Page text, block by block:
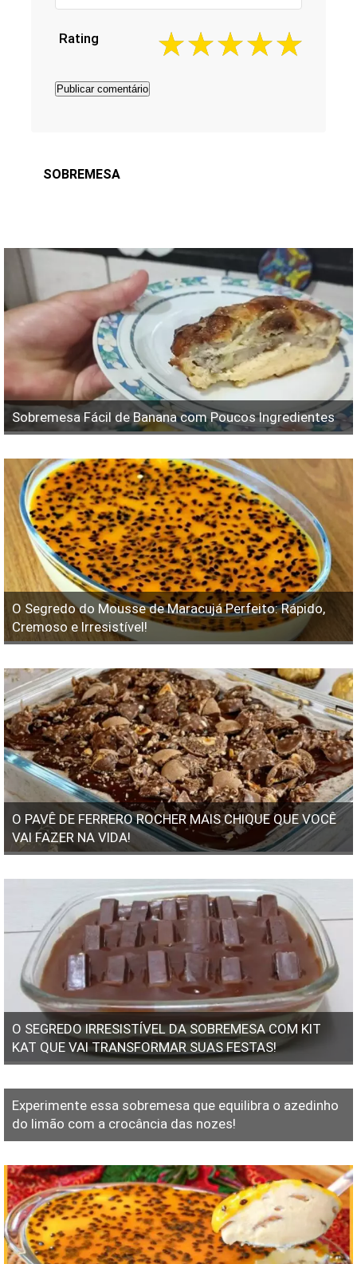
Rating
SOBREMESA
Sobremesa Fácil de Banana com Poucos Ingredientes
O Segredo do Mousse de Maracujá Perfeito: Rápido,
Cremoso e Irresistível!
O PAVÊ DE FERRERO ROCHER MAIS CHIQUE QUE VOCÊ
VAI FAZER NA VIDA!
O SEGREDO IRRESISTÍVEL DA SOBREMESA COM KIT
KAT QUE VAI TRANSFORMAR SUAS FESTAS!
Experimente essa sobremesa que equilibra o azedinho
do limão com a crocância das nozes!